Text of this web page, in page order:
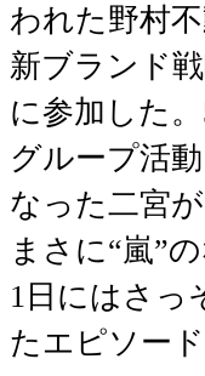
われた野村
新ブランド
に参加した
グループ活
なった二宮
まさに“嵐”
1日にはさっ
たエピソー